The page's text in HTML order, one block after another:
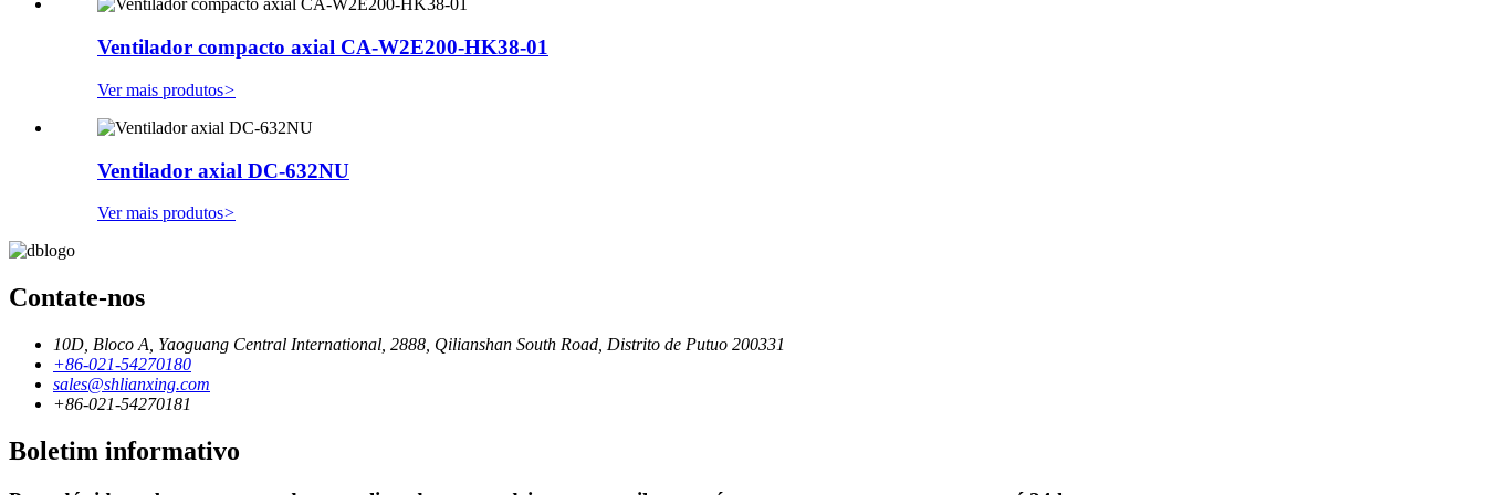
Ventilador compacto axial CA-W2E200-HK38-01
Ver mais produtos>
Ventilador axial DC-632NU
Ver mais produtos>
Contate-nos
10D, Bloco A, Yaoguang Central International, 2888, Qilianshan South Road, Distrito de Putuo 200331
+86-021-54270180
sales@shlianxing.com
+86-021-54270181
Boletim informativo